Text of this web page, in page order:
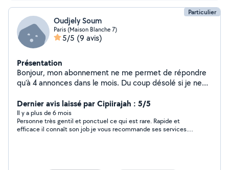
Particulier
Oudjely Soum
Paris (Maison Blanche 7)
5/5 (9 avis)
Présentation
Bonjour, mon abonnement ne me permet de répondre
qu'à 4 annonces dans le mois. Du coup désolé si je ne
laisser votre contact et je vous rappel.
Dernier avis laissé par Cipiirajah : 5/5
Il y a plus de 6 mois
Personne très gentil et ponctuel ce qui est rare. Rapide et
efficace il connaît son job je vous recommande ses services.